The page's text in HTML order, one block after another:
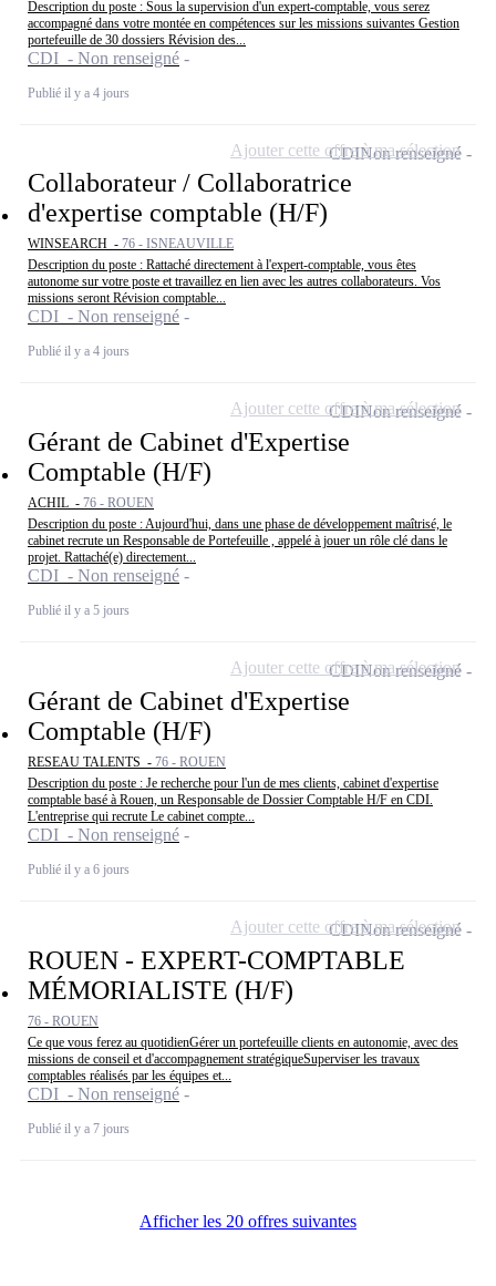
Description du poste : Sous la supervision d'un expert-comptable, vous serez
accompagné dans votre montée en compétences sur les missions suivantes Gestion
portefeuille de 30 dossiers Révision des...
CDI - Non renseigné
Publié il y a 4 jours
Collaborateur / Collaboratrice
d'expertise comptable (H/F)
WINSEARCH - 76 - ISNEAUVILLE
Description du poste : Rattaché directement à l'expert-comptable, vous êtes
autonome sur votre poste et travaillez en lien avec les autres collaborateurs. Vos
missions seront Révision comptable...
CDI - Non renseigné
Publié il y a 4 jours
CDINon renseigné
Ajouter cette offre à ma sélection
Gérant de Cabinet d'Expertise
Comptable (H/F)
ACHIL - 76 - ROUEN
Description du poste : Aujourd'hui, dans une phase de développement maîtrisé, le
cabinet recrute un Responsable de Portefeuille , appelé à jouer un rôle clé dans le
projet. Rattaché(e) directement...
CDI - Non renseigné
Publié il y a 5 jours
CDINon renseigné
Ajouter cette offre à ma sélection
Gérant de Cabinet d'Expertise
Comptable (H/F)
RESEAU TALENTS - 76 - ROUEN
Description du poste : Je recherche pour l'un de mes clients, cabinet d'expertise
comptable basé à Rouen, un Responsable de Dossier Comptable H/F en CDI.
L'entreprise qui recrute Le cabinet compte...
CDI - Non renseigné
Publié il y a 6 jours
CDINon renseigné
Ajouter cette offre à ma sélection
ROUEN - EXPERT-COMPTABLE
MÉMORIALISTE (H/F)
76 - ROUEN
Ce que vous ferez au quotidienGérer un portefeuille clients en autonomie, avec des
missions de conseil et d'accompagnement stratégiqueSuperviser les travaux
comptables réalisés par les équipes et...
CDI - Non renseigné
Publié il y a 7 jours
CDINon renseigné
Ajouter cette offre à ma sélection
Afficher les 20 offres suivantes